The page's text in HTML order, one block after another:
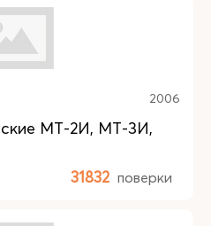
2006
МТ-2И, МТ-3И,
31832 поверки